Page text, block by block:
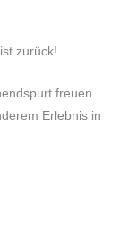
zurück!
freuen
Erlebnis in